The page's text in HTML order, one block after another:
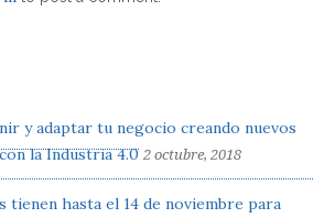
y adaptar tu negocio creando nuevos
la Industria 4.0 2 octubre, 2018
tienen hasta el 14 de noviembre para